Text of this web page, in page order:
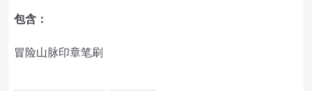
包含：
冒险山脉印章笔刷